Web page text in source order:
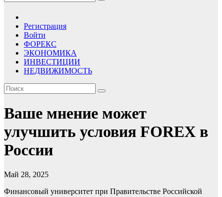
Регистрация
Войти
ФОРЕКС
ЭКОНОМИКА
ИНВЕСТИЦИИ
НЕДВИЖИМОСТЬ
Ваше мнение может
улучшить условия FOREX в
России
Май 28, 2025
Финансовый университет при Правительстве Российской